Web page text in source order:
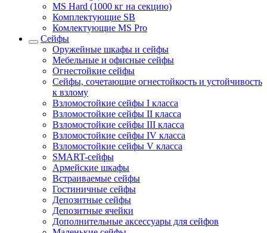
MS Hard (1000 кг на секцию)
Комплектующие SB
Комлектующие MS Pro
Сейфы
Оружейные шкафы и сейфы
Мебельные и офисные сейфы
Огнестойкие сейфы
Сейфы, сочетающие огнестойкость и устойчивость
к взлому
Взломостойкие сейфы I класса
Взломостойкие сейфы II класса
Взломостойкие сейфы III класса
Взломостойкие сейфы IV класса
Взломостойкие сейфы V класса
SMART-сейфы
Армейские шкафы
Встраиваемые сейфы
Гостиничные сейфы
Депозитные сейфы
Депозитные ячейки
Дополнительные аксессуары для сейфов